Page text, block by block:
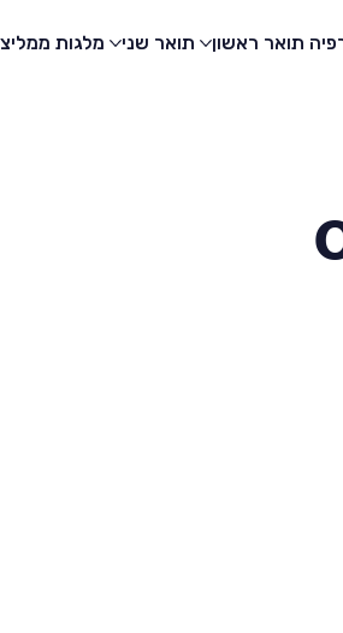
תואר ראשון תואר שני מלגות